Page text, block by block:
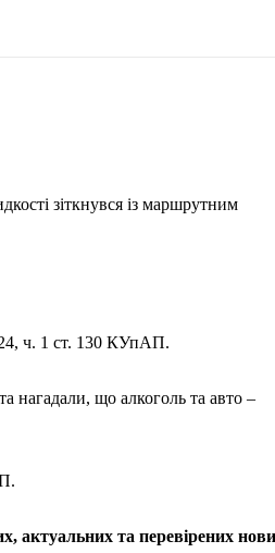
зіткнувся із маршрутним
ч. 1 ст. 130 КУпАП.
нагадали, що алкоголь та авто –
актуальних та перевірених